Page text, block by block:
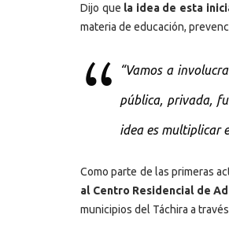
Dijo que la idea de esta
materia de educación,
“Vamos a
pública, privada,
idea es multiplicar
Como parte de las primeras
al Centro Residencial de
municipios del Táchira a